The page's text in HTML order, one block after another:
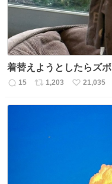
着替えようとしたらズ
返
15
リ
1,203
い
21,035